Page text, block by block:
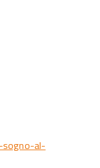
sogno-al-